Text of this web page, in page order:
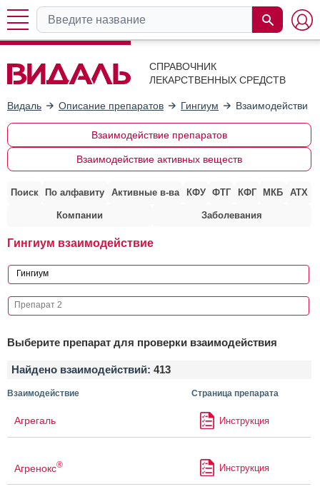
СПРАВОЧНИК
ЛЕКАРСТВЕННЫХ СРЕДСТВ
Видаль Описание препаратов Гингиум Взаимодействие
Взаимодействие препаратов
Взаимодействие активных веществ
Поиск По алфавиту Активные в-ва КФУ ФТГ КФГ МКБ АТХ
Компании Заболевания
Гингиум взаимодействие
Выберите препарат для проверки взаимодействия
Найдено взаимодействий: 413
Взаимодействие Страница препарата
Агрегаль Инструкция
Агренокс® Инструкция